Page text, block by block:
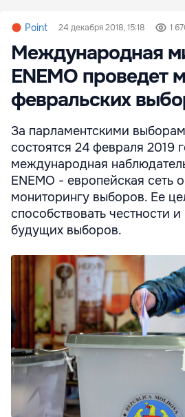
Point 24 декабря 2018, 15:18 1
Международная
ENEMO проведет
февральских
За парламентскими
состоятся 24 февраля 2019
международная
ENEMO - европейская сеть
мониторингу выборов. Ее
способствовать честности
будущих выборов.